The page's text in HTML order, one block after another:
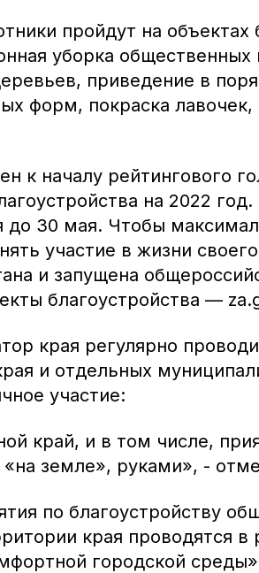
пройдут на объектах
уборка общественных
приведение в
форм, покраска лавочек,
к началу рейтингового
на 2022
до 30 мая. Чтобы
участие в жизни
и запущена
благоустройства —
края регулярно
и отдельных
участие:
край, и в том числе,
«на земле», руками», -
по благоустройству
края проводятся в
городской